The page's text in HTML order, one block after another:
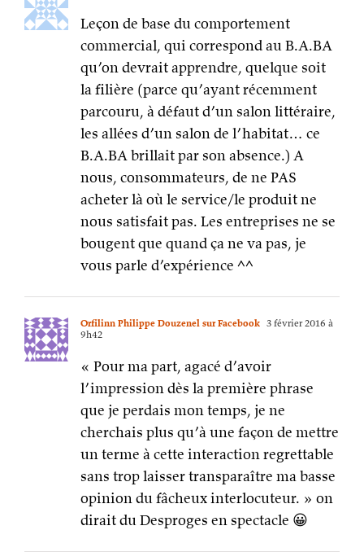
Leçon de base du comportement
commercial, qui correspond au B.A.BA
qu’on devrait apprendre, quelque soit
la filière (parce qu’ayant récemment
parcouru, à défaut d’un salon littéraire,
les allées d’un salon de l’habitat… ce
B.A.BA brillait par son absence.) A
nous, consommateurs, de ne PAS
acheter là où le service/le produit ne
nous satisfait pas. Les entreprises ne se
bougent que quand ça ne va pas, je
vous parle d’expérience ^^
Orfilinn Philippe Douzenel sur Facebook 3 février 2016 à
9h42
« Pour ma part, agacé d’avoir
l’impression dès la première phrase
que je perdais mon temps, je ne
cherchais plus qu’à une façon de mettre
un terme à cette interaction regrettable
sans trop laisser transparaître ma basse
opinion du fâcheux interlocuteur. » on
dirait du Desproges en spectacle 😀